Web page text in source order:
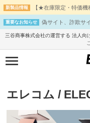
新製品情報 【★在庫限定・特価
重要なお知らせ 偽サイト、詐欺サ
三谷商事株式会社の運営する 法人向
エレコム /